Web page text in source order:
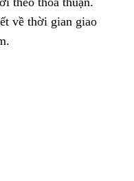
về thời gian giao